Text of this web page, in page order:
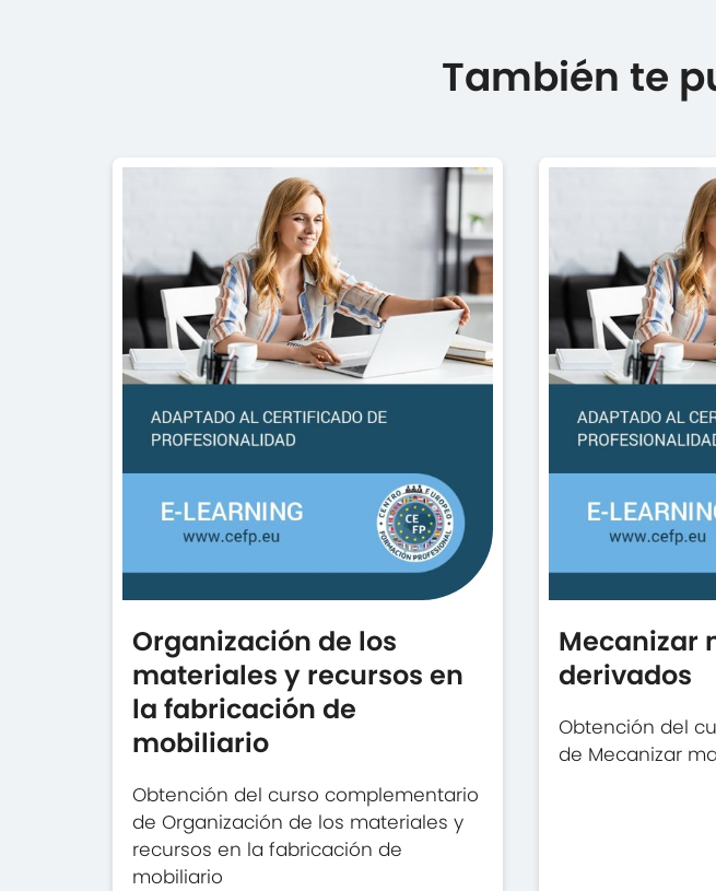
También te
Organización de los
materiales y recursos en
la fabricación de
mobiliario
Obtención del curso complementario
de Organización de los materiales y
recursos en la fabricación de
mobiliario
Mecanizar
derivados
Obtención del
de Mecanizar